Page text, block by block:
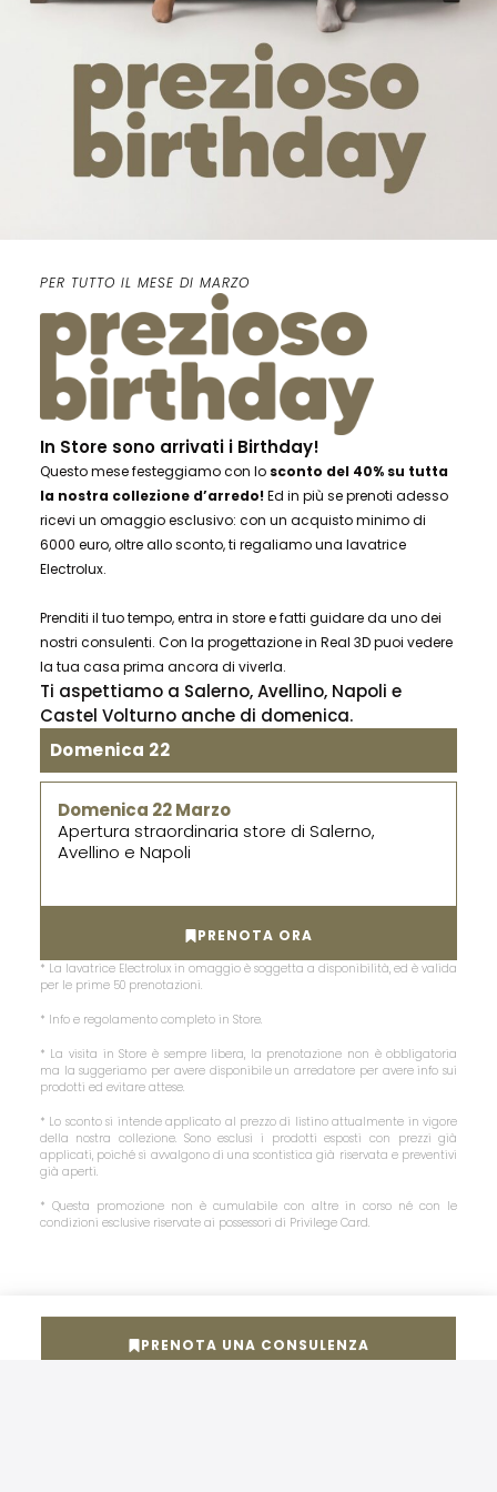
PER TUTTO IL MESE DI MARZO
In Store sono arrivati i Birthday!
Questo mese festeggiamo con lo sconto del 40% su tutta
la nostra collezione d’arredo! Ed in più se prenoti adesso
ricevi un omaggio esclusivo: con un acquisto minimo di
6000 euro, oltre allo sconto, ti regaliamo una lavatrice
Electrolux.
Prenditi il tuo tempo, entra in store e fatti guidare da uno dei
nostri consulenti. Con la progettazione in Real 3D puoi vedere
la tua casa prima ancora di viverla.
Ti aspettiamo a Salerno, Avellino, Napoli e
Castel Volturno anche di domenica.
Domenica 22
Domenica 22 Marzo
Apertura straordinaria store di Salerno,
Avellino e Napoli
PRENOTA ORA
* La lavatrice Electrolux in omaggio è soggetta a disponibilità, ed è valida
per le prime 50 prenotazioni.
* Info e regolamento completo in Store.
* La visita in Store è sempre libera, la prenotazione non è obbligatoria
ma la suggeriamo per avere disponibile un arredatore per avere info sui
prodotti ed evitare attese.
* Lo sconto si intende applicato al prezzo di listino attualmente in vigore
della nostra collezione. Sono esclusi i prodotti esposti con prezzi già
applicati, poiché si avvalgono di una scontistica già riservata e preventivi
già aperti.
* Questa promozione non è cumulabile con altre in corso né con le
condizioni esclusive riservate ai possessori di Privilege Card.
PRENOTA UNA CONSULENZA